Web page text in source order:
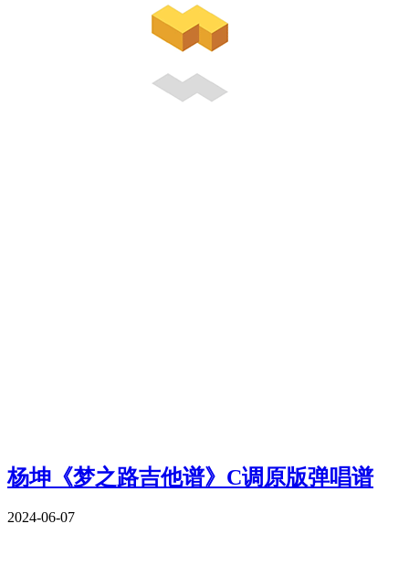
杨坤《梦之路吉他谱》C调原版弹唱谱
2024-06-07